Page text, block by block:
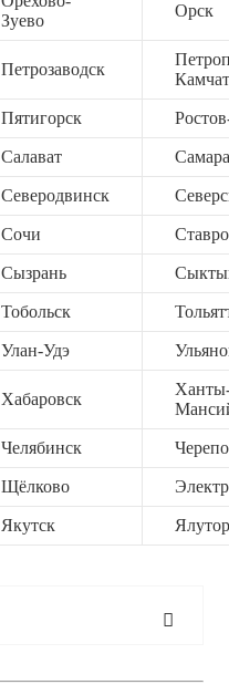
Зуево
Орск
Петрозаводск
Пятигорск
Салават Самара
Северодвинск
Сочи
Сызрань
Тобольск
Улан-Удэ
Хабаровск
Челябинск
Щёлково
Якутск